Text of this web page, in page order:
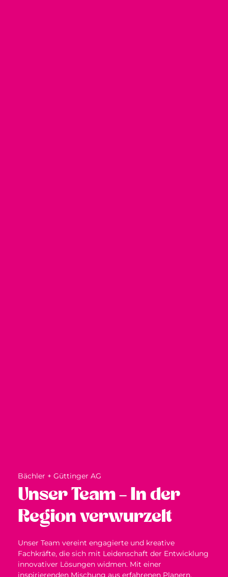
Bächler + Güttinger AG
Unser Team – In der
Region verwurzelt
Unser Team vereint engagierte und kreative
Fachkräfte, die sich mit Leidenschaft der Entwicklung
innovativer Lösungen widmen. Mit einer
inspirierenden Mischung aus erfahrenen Planern,